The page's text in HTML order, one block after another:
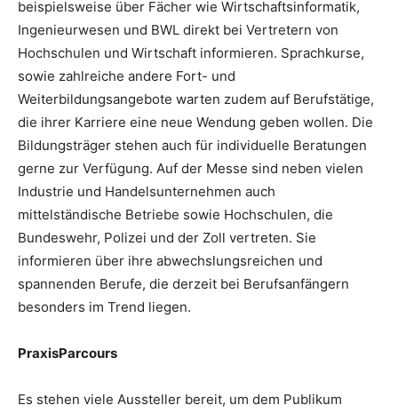
beispielsweise über Fächer wie Wirtschaftsinformatik,
Ingenieurwesen und BWL direkt bei Vertretern von
Hochschulen und Wirtschaft informieren. Sprachkurse,
sowie zahlreiche andere Fort- und
Weiterbildungsangebote warten zudem auf Berufstätige,
die ihrer Karriere eine neue Wendung geben wollen. Die
Bildungsträger stehen auch für individuelle Beratungen
gerne zur Verfügung. Auf der Messe sind neben vielen
Industrie und Handelsunternehmen auch
mittelständische Betriebe sowie Hochschulen, die
Bundeswehr, Polizei und der Zoll vertreten. Sie
informieren über ihre abwechslungsreichen und
spannenden Berufe, die derzeit bei Berufsanfängern
besonders im Trend liegen.
PraxisParcours
Es stehen viele Aussteller bereit, um dem Publikum